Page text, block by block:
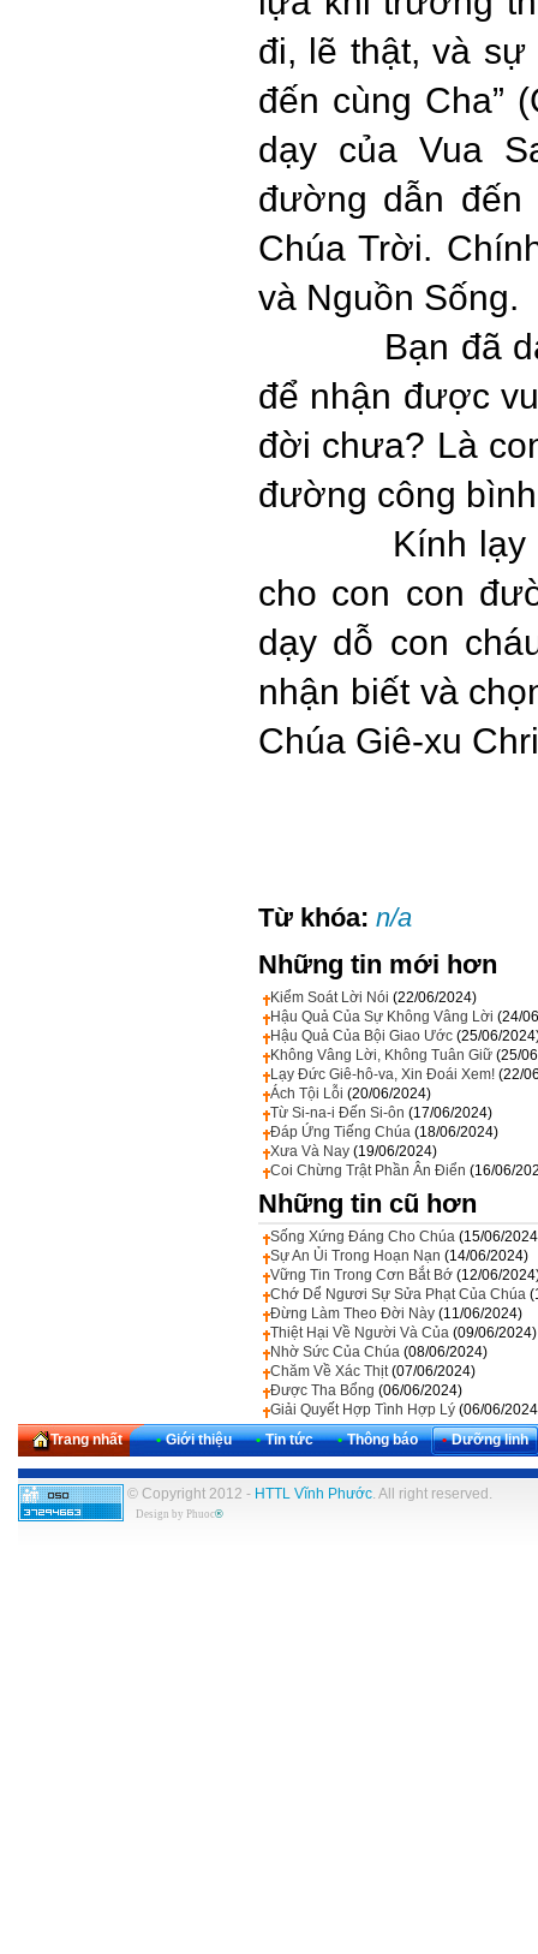
đi, lẽ thật, và
đến cùng Cha”
dạy của Vua
đường dẫn
Chúa Trời.
và Nguồn Sống.
Bạn đã
để nhận được
đời chưa? Là
đường công
Kính lạy
cho con con
dạy dỗ con
nhận biết và
Chúa Giê-xu
Từ khóa: n/a
Những tin mới hơn
Kiểm Soát Lời Nói (22/06/2024)
Hậu Quả Của Sự Không Vâng Lời (24/
Hậu Quả Của Bội Giao Ước (25/06/
Không Vâng Lời, Không Tuân Giữ (25/
Lạy Đức Giê-hô-va, Xin Đoái Xem! (22/
Ách Tội Lỗi (20/06/2024)
Từ Si-na-i Đến Si-ôn (17/06/2024)
Đáp Ứng Tiếng Chúa (18/06/2024)
Xưa Và Nay (19/06/2024)
Coi Chừng Trật Phần Ân Điển (16/06/
Những tin cũ hơn
Sống Xứng Đáng Cho Chúa (15/06/
Sự An Ủi Trong Hoạn Nạn (14/06/2024)
Vững Tin Trong Cơn Bắt Bớ (12/06/
Chớ Dể Ngươi Sự Sửa Phạt Của Chúa
Đừng Làm Theo Đời Này (11/06/2024)
Thiệt Hại Về Người Và Của (09/06/2024)
Nhờ Sức Của Chúa (08/06/2024)
Chăm Về Xác Thịt (07/06/2024)
Được Tha Bổng (06/06/2024)
Giải Quyết Hợp Tình Hợp Lý (06/06/
Trang nhất
• Giới thiệu • Tin tức • Thông báo • Dưỡng linh
© Copyright 2012 - HTTL Vĩnh Phước. All right reserved.
Design by Phuoc®